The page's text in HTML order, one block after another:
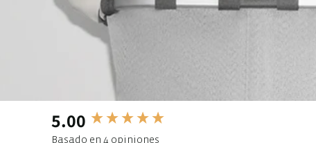
5.00
Basado en 4 opiniones
New content loaded